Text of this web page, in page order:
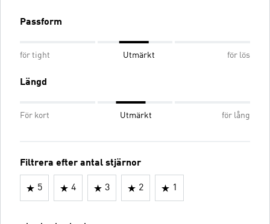
Passform
för tight Utmärkt för lös
Längd
För kort Utmärkt för lång
Filtrera efter antal stjärnor
5 4 3 2 1